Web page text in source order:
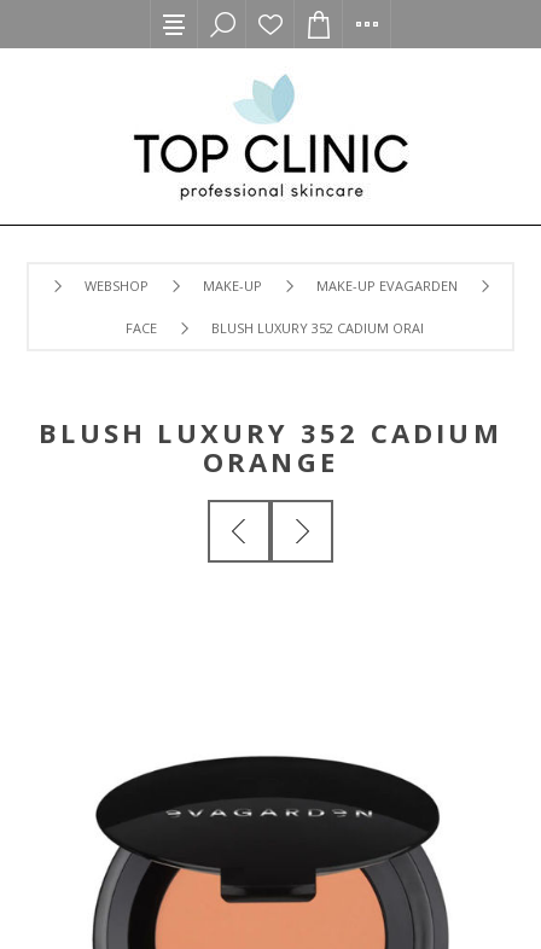
WEBSHOP MAKE-UP MAKE-UP EVAGARDEN
FACE BLUSH LUXURY 352 CADIUM ORANGE
BLUSH LUXURY 352 CADIUM
ORANGE